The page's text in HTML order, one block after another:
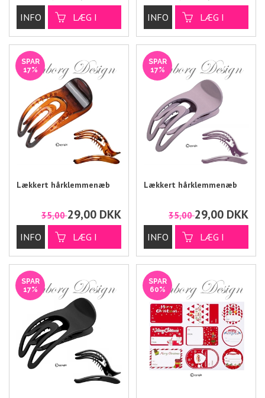
SPAR
17%
Lækkert hårklemmenæb
35,0029,00 DKK
SPAR
17%
Lækkert hårklemmenæb
35,0029,00 DKK
SPAR
17%
SPAR
60%